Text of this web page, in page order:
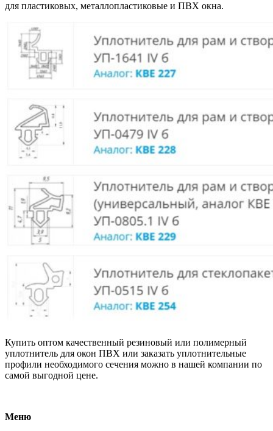
для пластиковых, металлопластиковые и ПВХ окна.
Купить оптом качественный резиновый или полимерный
уплотнитель для окон ПВХ или заказать уплотнительные
профили необходимого сечения можно в нашей компании по
самой выгодной цене.
Меню